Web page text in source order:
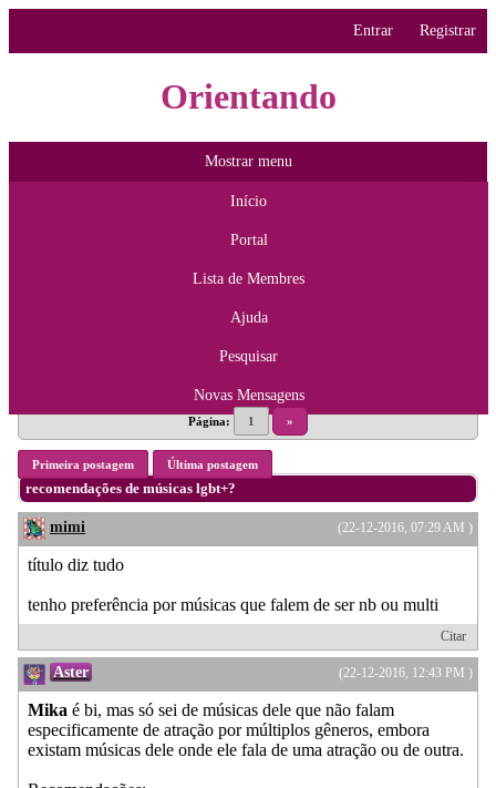
Entrar Registrar
Orientando
Mostrar menu
Início
Portal
Lista de Membres
Ajuda
Pesquisar
Novas Mensagens
Página: 1 »
Primeira postagem Última postagem
recomendações de músicas lgbt+?
(22-12-2016, 07:29 AM )
mimi
título diz tudo
tenho preferência por músicas que falem de ser nb ou multi
Citar
(22-12-2016, 12:43 PM )
Aster
Mika é bi, mas só sei de músicas dele que não falam
especificamente de atração por múltiplos gêneros, embora
existam músicas dele onde ele fala de uma atração ou de outra.